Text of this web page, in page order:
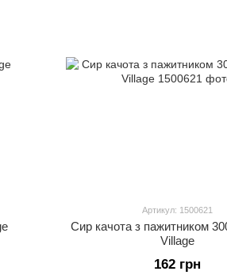
Артикул: 1500621
Сир качота з пажитником
Village
162 грн